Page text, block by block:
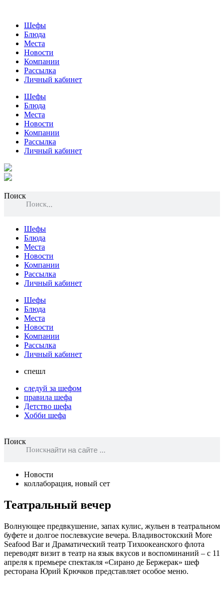
Шефы
Блюда
Места
Новости
Компании
Рассылка
Личный кабинет
Шефы
Блюда
Места
Новости
Компании
Рассылка
Личный кабинет
Поиск
Поиск
Шефы
Блюда
Места
Новости
Компании
Рассылка
Личный кабинет
Шефы
Блюда
Места
Новости
Компании
Рассылка
Личный кабинет
спешл
следуй за шефом
правила шефа
Детство шефа
Хобби шефа
Поиск
Поиск
Новости
коллаборация, новый сет
Театральный вечер
Волнующее предвкушение, запах кулис, жульен в театральном
буфете и долгое послевкусие вечера. Владивостокский More
Seafood Bar и Драматический театр Тихоокеанского флота
переводят визит в театр на язык вкусов и воспоминаний – с 11
апреля к премьере спектакля «Сирано де Бержерак» шеф
ресторана Юрий Крючков представляет особое меню.